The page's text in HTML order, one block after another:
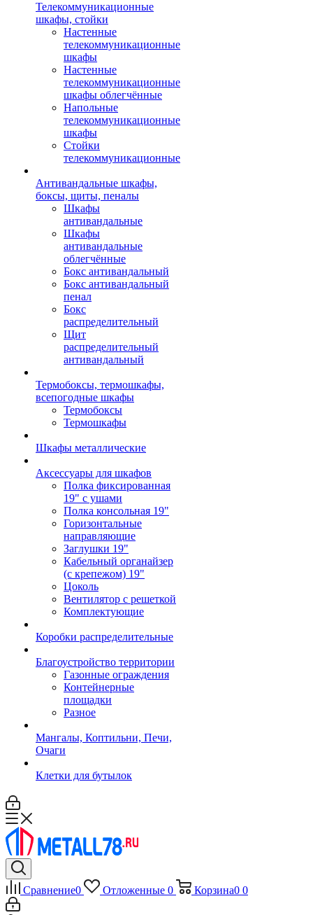
Телекоммуникационные
шкафы, стойки
Настенные
телекоммуникационные
шкафы
Настенные
телекоммуникационные
шкафы облегчённые
Напольные
телекоммуникационные
шкафы
Стойки
телекоммуникационные
Антивандальные шкафы,
боксы, щиты, пеналы
Шкафы
антивандальные
Шкафы
антивандальные
облегчённые
Бокс антивандальный
Бокс антивандальный
пенал
Бокс
распределительный
Щит
распределительный
антивандальный
Термобоксы, термошкафы,
всепогодные шкафы
Термобоксы
Термошкафы
Шкафы металлические
Аксессуары для шкафов
Полка фиксированная
19" с ушами
Полка консольная 19"
Горизонтальные
направляющие
Заглушки 19"
Кабельный органайзер
(с крепежом) 19"
Цоколь
Вентилятор с решеткой
Комплектующие
Коробки распределительные
Благоустройство территории
Газонные ограждения
Контейнерные
площадки
Разное
Мангалы, Коптильни, Печи,
Очаги
Клетки для бутылок
Сравнение0 Отложенные 0 Корзина0 0